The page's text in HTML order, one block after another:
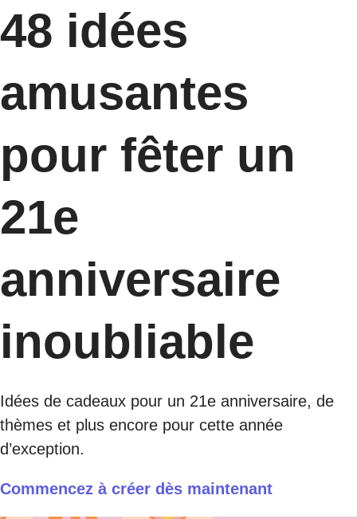
48 idées
amusantes
pour fêter un
21e
anniversaire
inoubliable
Idées de cadeaux pour un 21e anniversaire, de
thèmes et plus encore pour cette année
d’exception.
Commencez à créer dès maintenant